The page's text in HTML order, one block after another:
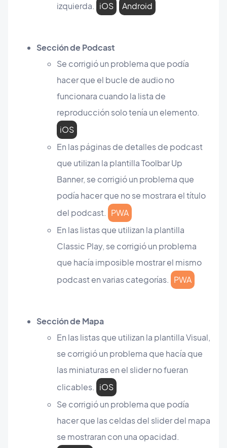
izquierda. iOS Android
Sección de Podcast
Se corrigió un problema que podía
hacer que el bucle de audio no
funcionara cuando la lista de
reproducción solo tenía un elemento.
iOS
En las páginas de detalles de podcast
que utilizan la plantilla Toolbar Up
Banner, se corrigió un problema que
podía hacer que no se mostrara el título
del podcast. PWA
En las listas que utilizan la plantilla
Classic Play, se corrigió un problema
que hacía imposible mostrar el mismo
podcast en varias categorías. PWA
Sección de Mapa
En las listas que utilizan la plantilla Visual,
se corrigió un problema que hacía que
las miniaturas en el slider no fueran
clicables. iOS
Se corrigió un problema que podía
hacer que las celdas del slider del mapa
se mostraran con una opacidad.